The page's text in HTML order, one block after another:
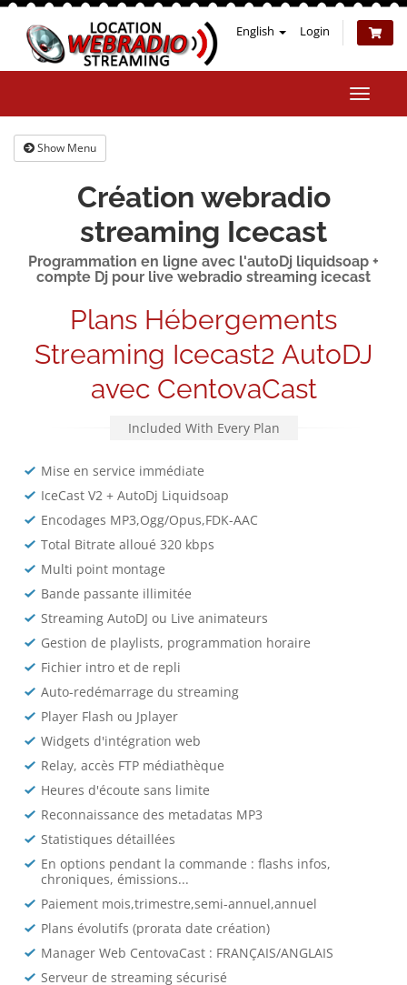
English Login
Toggle
Show Menu
Création webradio
streaming Icecast
Programmation en ligne avec l'autoDj liquidsoap +
compte Dj pour live webradio streaming icecast
Plans Hébergements
Streaming Icecast2 AutoDJ
avec CentovaCast
Included With Every Plan
Mise en service immédiate
IceCast V2 + AutoDj Liquidsoap
Encodages MP3,Ogg/Opus,FDK-AAC
Total Bitrate alloué 320 kbps
Multi point montage
Bande passante illimitée
Streaming AutoDJ ou Live animateurs
Gestion de playlists, programmation horaire
Fichier intro et de repli
Auto-redémarrage du streaming
Player Flash ou Jplayer
Widgets d'intégration web
Relay, accès FTP médiathèque
Heures d'écoute sans limite
Reconnaissance des metadatas MP3
Statistiques détaillées
En options pendant la commande : flashs infos,
chroniques, émissions...
Paiement mois,trimestre,semi-annuel,annuel
Plans évolutifs (prorata date création)
Manager Web CentovaCast : FRANÇAIS/ANGLAIS
Serveur de streaming sécurisé